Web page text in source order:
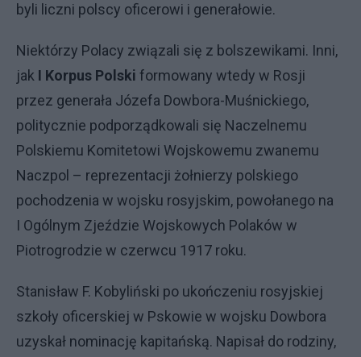
byli liczni polscy oficerowi i generałowie.
Niektórzy Polacy związali się z bolszewikami. Inni,
jak I Korpus Polski formowany wtedy w Rosji
przez generała Józefa Dowbora-Muśnickiego,
politycznie podporządkowali się Naczelnemu
Polskiemu Komitetowi Wojskowemu zwanemu
Naczpol – reprezentacji żołnierzy polskiego
pochodzenia w wojsku rosyjskim, powołanego na
I Ogólnym Zjeździe Wojskowych Polaków w
Piotrogrodzie w czerwcu 1917 roku.
Stanisław F. Kobyliński po ukończeniu rosyjskiej
szkoły oficerskiej w Pskowie w wojsku Dowbora
uzyskał nominację kapitańską. Napisał do rodziny,